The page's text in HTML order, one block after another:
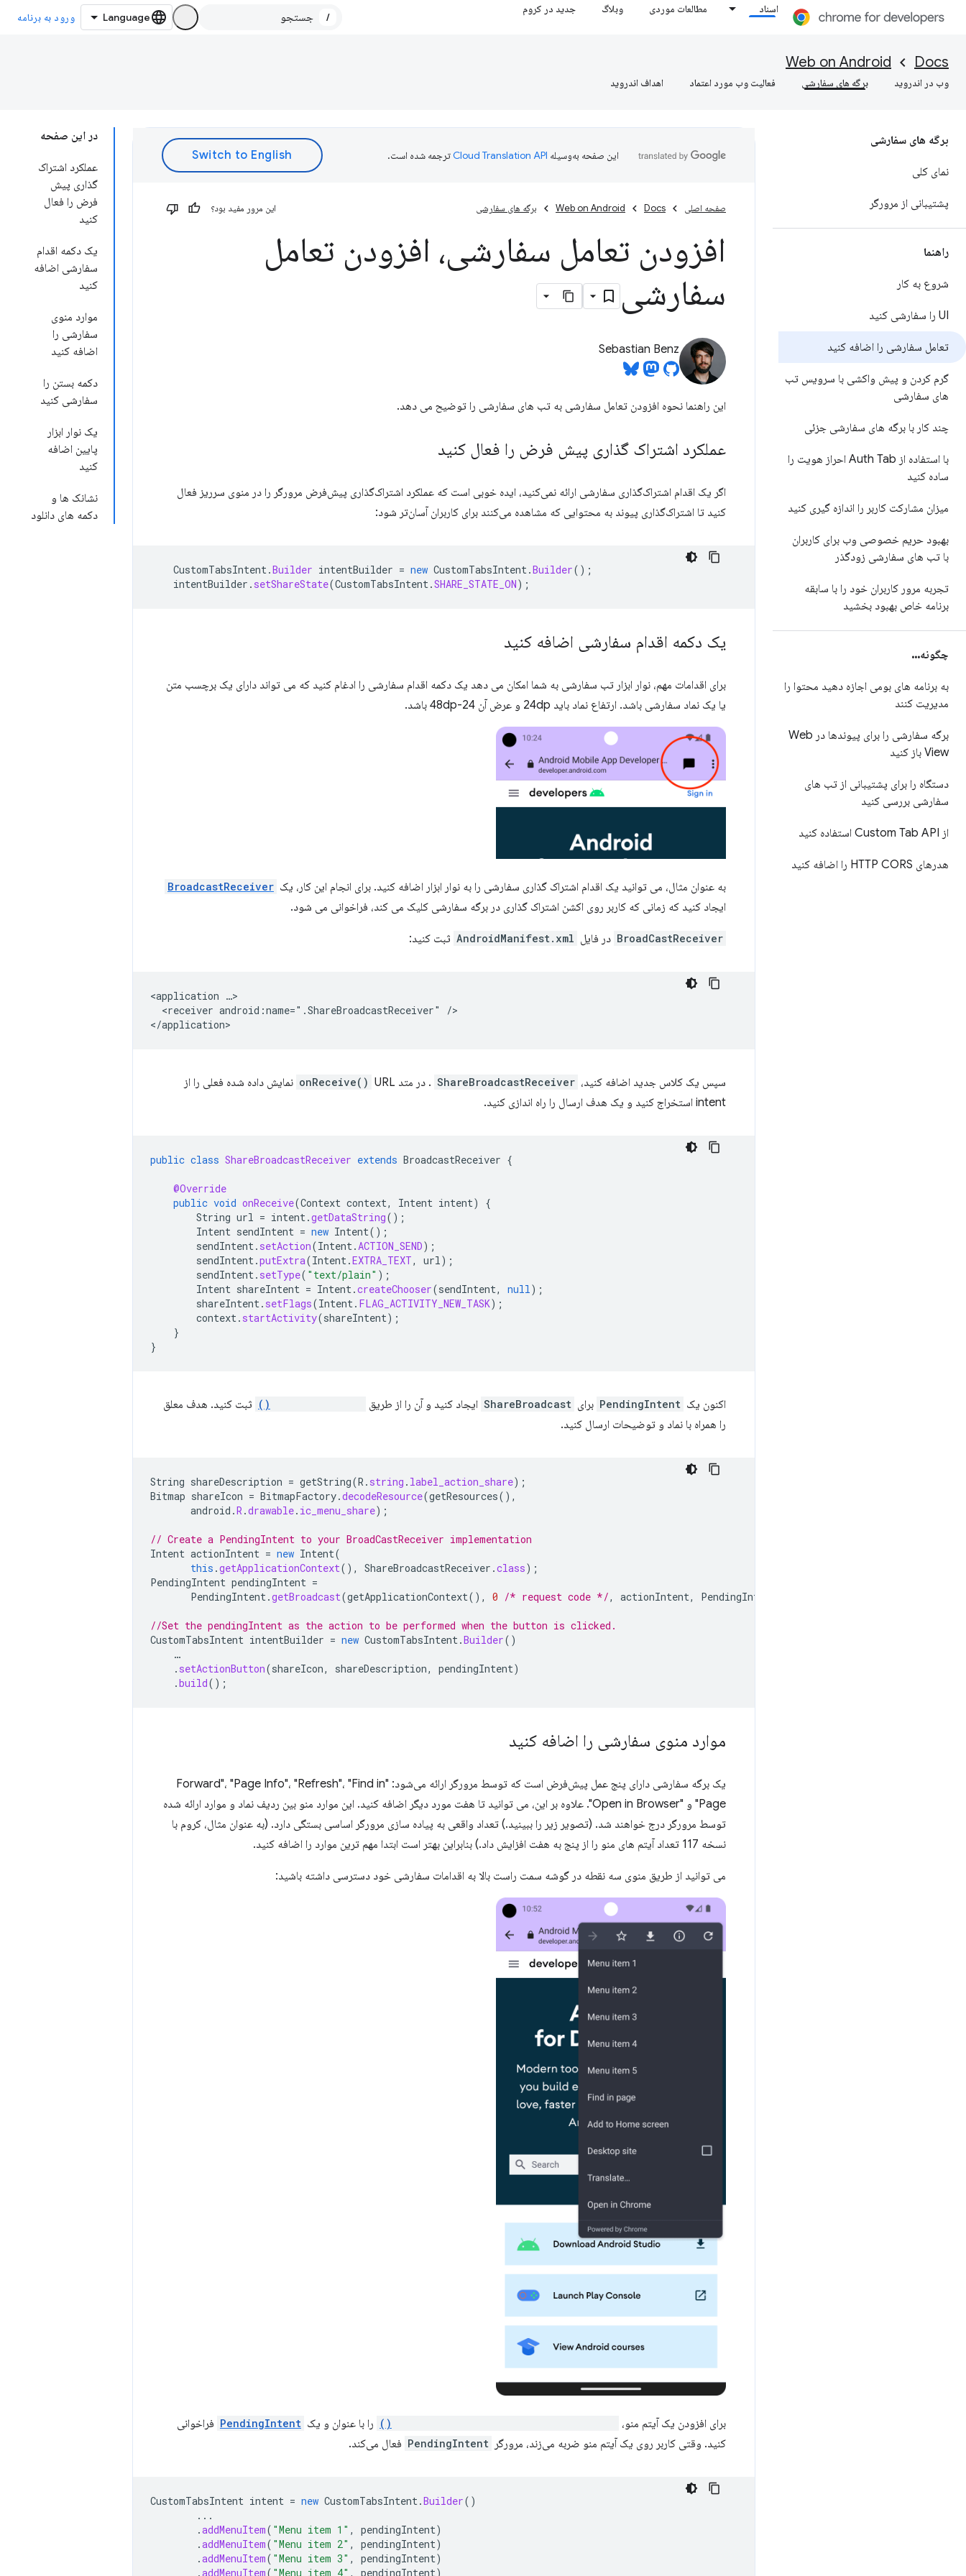
اسناد مطالعات موردی وبلاگ جدید در کروم
/ ورود به برنامه
Docs
Web on Android
وب در اندروید برگه های سفارشی فعالیت وب مورد اعتماد اهداف اندروید
برگه های سفارشی
نمای کلی
پشتیبانی از مرورگر
راهنما
شروع به کار
UI را سفارشی کنید
تعامل سفارشی را اضافه کنید
گرم کردن و پیش واکشی با سرویس تب
های سفارشی
چند کار با برگه های سفارشی جزئی
با استفاده از Auth Tab احراز هویت را
ساده کنید
میزان مشارکت کاربر را اندازه گیری کنید
بهبود حریم خصوصی وب برای کاربران
با تب های سفارشی زودگذر
تجربه مرور کاربران خود را با سابقه
برنامه خاص بهبود بخشید
چگونه.
.
.
به برنامه های بومی اجازه دهید محتوا را
مدیریت کنند
برگه سفارشی را برای پیوندها در Web
View باز کنید
دستگاه را برای پشتیبانی از تب های
سفارشی بررسی کنید
از Custom Tab API استفاده کنید
هدرهای HTTP CORS را اضافه کنید
در این صفحه
عملکرد اشتراک
گذاری پیش
فرض را فعال
کنید
یک دکمه اقدام
سفارشی اضافه
کنید
موارد منوی
سفارشی را
اضافه کنید
دکمه بستن را
سفارشی کنید
یک نوار ابزار
پایین اضافه
کنید
نشانک ها و
دکمه های دانلود
این صفحه به‌وسیله ترجمه شده است.
صفحه اصلی Docs
Web on Android برگه های سفارشی این مرور مفید بود؟
افزودن تعامل سفارشی، افزودن تعامل
سفارشی
Sebastian Benz
این راهنما نحوه افزودن تعامل سفارشی به تب های سفارشی را توضیح می دهد.
عملکرد اشتراک گذاری پیش فرض را فعال کنید
اگر یک اقدام اشتراک‌گذاری سفارشی ارائه نمی‌کنید، ایده خوبی است که عملکرد اشتراک‌گذاری پیش‌فرض مرورگر را در منوی سرریز فعال
کنید تا اشتراک‌گذاری پیوند به محتوایی که مشاهده می‌کنند برای کاربران آسان‌تر شود:
CustomTabsIntent.Builder intentBuilder = new CustomTabsIntent.Builder();
intentBuilder . setShareState(CustomTabsIntent.SHARE_STATE_ON);
یک دکمه اقدام سفارشی اضافه کنید
برای اقدامات مهم، نوار ابزار تب سفارشی به شما امکان می دهد یک دکمه اقدام سفارشی را ادغام کنید که می تواند دارای یک برچسب متن
یا یک نماد سفارشی باشد. ارتفاع نماد باید 24dp و عرض آن 24-48dp باشد.
به عنوان مثال، می توانید یک اقدام اشتراک گذاری سفارشی را به نوار ابزار اضافه کنید. برای انجام این کار، یک BroadcastReceiver
ایجاد کنید که زمانی که کاربر روی اکشن اشتراک گذاری در برگه سفارشی کلیک می کند، فراخوانی می شود.
BroadCastReceiver در فایل AndroidManifest.xml ثبت کنید:
<application
<receiver android:name=".ShareBroadcastReceiver"
/>
سپس یک کلاس جدید اضافه کنید، ShareBroadcastReceiver . در متد onReceive() URL نمایش داده شده فعلی را از
intent استخراج کنید و یک هدف ارسال را راه اندازی کنید.
public class ShareBroadcastReceiver extends BroadcastReceiver {
@Override
public void onReceive(Context context, Intent intent)
{
String url = intent.getDataString();
Intent sendIntent = new Intent();
sendIntent. setAction(Intent.ACTION_SEND);
sendIntent.putExtra(Intent.EXTRA_TEXT, url);
sendIntent. setType( "text/plain" );
Intent shareIntent = Intent.createChooser(sendIntent, null);
shareIntent. setFlags(Intent. FLAG_ACTIVITY_NEW_TASK);
context. startActivity(shareIntent);
}
}
اکنون یک PendingIntent برای ShareBroadcast ایجاد کنید و آن را از طریق
ثبت کنید. هدف معلق
را همراه با نماد و توضیحات ارسال کنید.
String shareDescription = getString(R . string . label_action_share);
Bitmap shareIcon = BitmapFactory.decodeResource(getResources(),
android .R .drawable. ic_menu_share);
// Create a PendingIntent to your BroadCastReceiver implementation
Intent actionIntent = new Intent(
this .getApplicationContext(), ShareBroadcastReceiver .class);
PendingIntent pendingIntent =
PendingIntent.getBroadcast(getApplicationContext(), 0 /* request code */, actionIntent, PendingIntent
//Set the pendingIntent as the action to be performed when the button is clicked.
CustomTabsIntent intentBuilder = new CustomTabsIntent.Builder()
…
. setActionButton(shareIcon, shareDescription, pendingIntent)
.build();
موارد منوی سفارشی را اضافه کنید
یک برگه سفارشی دارای پنج عمل پیش‌فرض است که توسط مرورگر ارائه می‌شود: "Forward"، "Page Info"، "Refresh"، "Find in
Page" و "Open in Browser". علاوه بر این، می توانید تا هفت مورد دیگر اضافه کنید. این موارد منو بین ردیف نماد و موارد ارائه شده
توسط مرورگر درج خواهند شد. (تصویر زیر را ببینید.) تعداد واقعی به پیاده سازی مرورگر اساسی بستگی دارد. (به عنوان مثال، کروم با
نسخه 117 تعداد آیتم های منو را از پنج به هفت افزایش داد.) بنابراین بهتر است ابتدا مهم ترین موارد را اضافه کنید.
می توانید از طریق منوی سه نقطه در گوشه سمت راست بالا به اقدامات سفارشی خود دسترسی داشته باشید:
برای افزودن یک آیتم منو، را با عنوان و یک PendingIntent فراخوانی
کنید. وقتی کاربر روی یک آیتم منو ضربه می‌زند، مرورگر PendingIntent فعال می‌کند.
CustomTabsIntent intent = new CustomTabsIntent.Builder()
...
.addMenuItem( "Menu item 1" , pendingIntent)
.addMenuItem( "Menu item 2" , pendingIntent)
.addMenuItem( "Menu item 3" , pendingIntent)
.addMenuItem( "Menu item 4" , pendingIntent)